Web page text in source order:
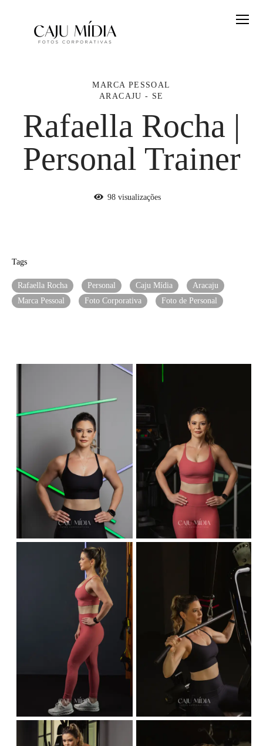
MARCA PESSOAL
ARACAJU - SE
Rafaella Rocha |
Personal Trainer
98visualizações
Tags
Rafaella Rocha Personal Caju Mídia
Aracaju
Marca Pessoal
Foto Corporativa Foto de Personal